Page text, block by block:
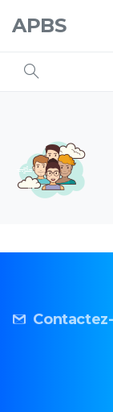
APBS